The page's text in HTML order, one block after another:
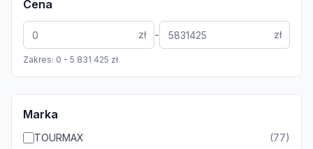
Cena
zł - zł
Zakres: 0 - 5 831 425 zł
Marka
TOURMAX (77)